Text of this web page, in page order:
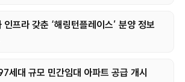
프라 갖춘 ‘해링턴플레이스’ 분양 정보
세대 규모 민간임대 아파트 공급 개시